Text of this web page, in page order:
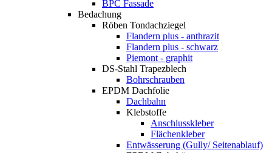
BPC Fassade
Bedachung
Röben Tondachziegel
Flandern plus - anthrazit
Flandern plus - schwarz
Piemont - graphit
DS-Stahl Trapezblech
Bohrschrauben
EPDM Dachfolie
Dachbahn
Klebstoffe
Anschlusskleber
Flächenkleber
Entwässerung (Gully/ Seitenablauf)